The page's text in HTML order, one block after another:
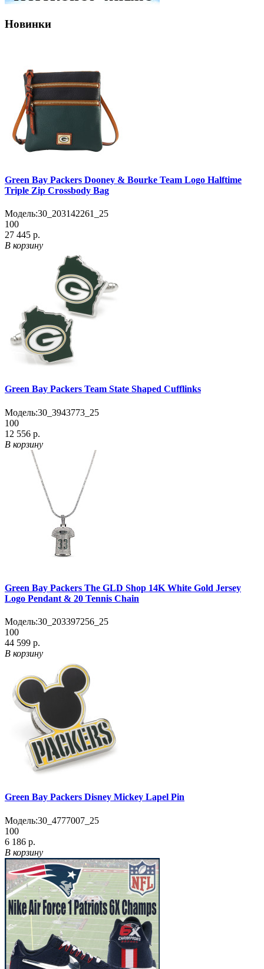
Новинки
Green Bay Packers Dooney & Bourke Team Logo Halftime
Triple Zip Crossbody Bag
Модель:30_203142261_25
100
27 445 р.
В корзину
Green Bay Packers Team State Shaped Cufflinks
Модель:30_3943773_25
100
12 556 р.
В корзину
Green Bay Packers The GLD Shop 14K White Gold Jersey
Logo Pendant & 20 Tennis Chain
Модель:30_203397256_25
100
44 599 р.
В корзину
Green Bay Packers Disney Mickey Lapel Pin
Модель:30_4777007_25
100
6 186 р.
В корзину